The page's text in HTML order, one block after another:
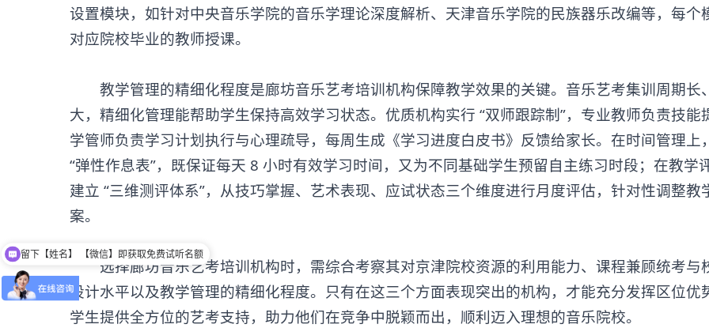
设置模块，如针对中央音乐学院的音乐学理论深度解析、天津音乐学院的民族器乐改编等，每个
对应院校毕业的教师授课。
教学管理的精细化程度是廊坊音乐艺考培训机构保障教学效果的关键。音乐艺考集训周期长
大，精细化管理能帮助学生保持高效学习状态。优质机构实行 “双师跟踪制”，专业教师负责技能
学管师负责学习计划执行与心理疏导，每周生成《学习进度白皮书》反馈给家长。在时间管理上
“弹性作息表”，既保证每天 8 小时有效学习时间，又为不同基础学生预留自主练习时段；在教学
建立 “三维测评体系”，从技巧掌握、艺术表现、应试状态三个维度进行月度评估，针对性调整教
案。
选择廊坊音乐艺考培训机构时，需综合考察其对京津院校资源的利用能力、课程兼顾统考与
设计水平以及教学管理的精细化程度。只有在这三个方面表现突出的机构，才能充分发挥区位优
学生提供全方位的艺考支持，助力他们在竞争中脱颖而出，顺利迈入理想的音乐院校。
留下【姓名】 【微信】即获取免费试听名额